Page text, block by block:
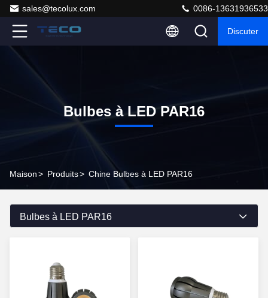
sales@tecolux.com 0086-13631936533
Discuter
Bulbes à LED PAR16
Maison> Produits> Chine Bulbes à LED PAR16
Bulbes à LED PAR16